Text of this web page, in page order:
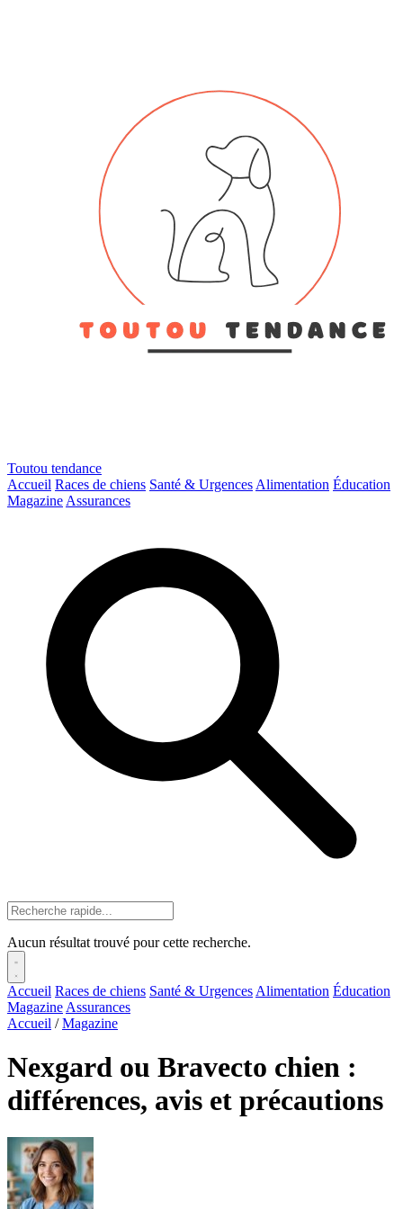
Toutou tendance
Accueil Races de chiens Santé & Urgences Alimentation Éducation
Magazine Assurances
Aucun résultat trouvé pour cette recherche.
Accueil Races de chiens Santé & Urgences Alimentation Éducation
Magazine Assurances
Accueil / Magazine
Nexgard ou Bravecto chien :
différences, avis et précautions